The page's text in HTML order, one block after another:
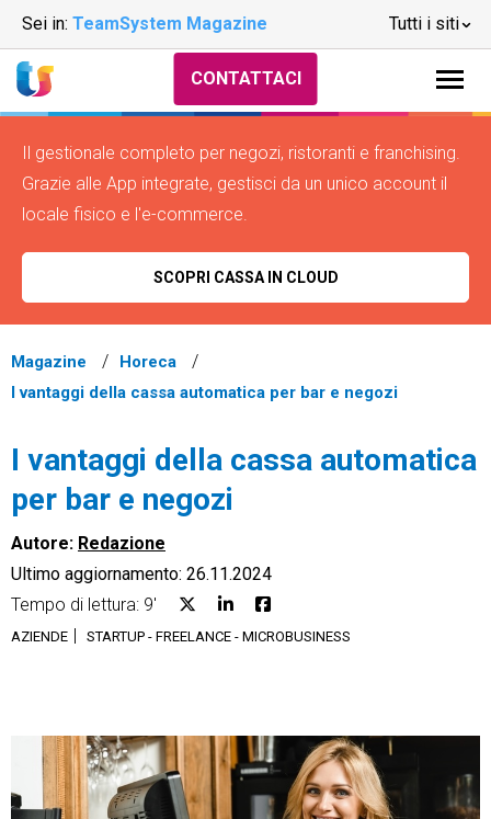
Sei in: TeamSystem Magazine Tutti i siti
CRM
Fatturazione
Financial Solutions
CONTATTACI
Il gestionale completo per negozi, ristoranti e franchising.
Grazie alle App integrate, gestisci da un unico account il
locale fisico e l'e-commerce.
SCOPRI CASSA IN CLOUD
Magazine
Horeca
I vantaggi della cassa automatica per bar e negozi
I vantaggi della cassa automatica
per bar e negozi
Autore: Redazione
Ultimo aggiornamento: 26.11.2024
Tempo di lettura: 9'
AZIENDE STARTUP - FREELANCE - MICROBUSINESS